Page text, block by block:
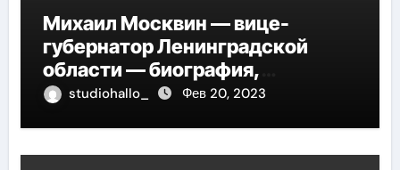
Михаил Москвин — вице-
губернатор Ленинградской
области — биография,
достижения и вклад в развитие
studiohallo_ Фев 20, 2023